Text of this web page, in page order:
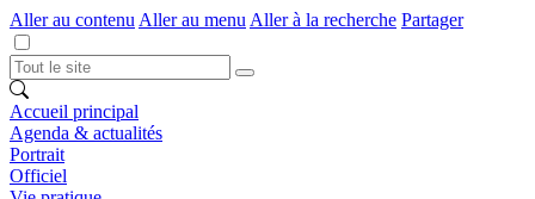
Aller au contenu Aller au menu Aller à la recherche Partager
Accueil principal
Agenda & actualités
Portrait
Officiel